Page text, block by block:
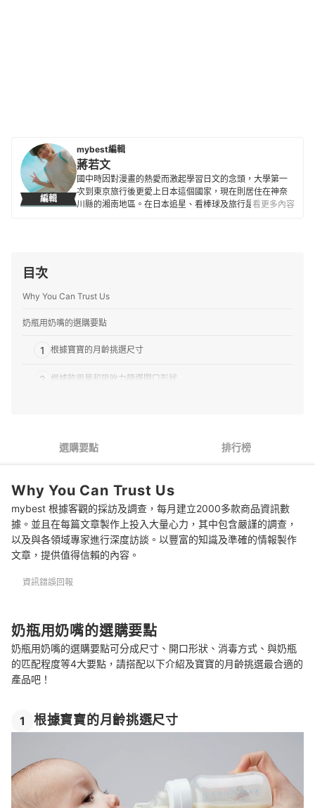
編輯
mybest編輯
蔣若文
國中時因對漫畫的熱愛而激起學習日文的念頭，大學第一
次到東京旅行後更愛上日本這個國家，現在則居住在神奈
川縣的湘南地區。在日本追星、看棒球及旅行是人生三大
看更多內容
目次
Why You Can Trust Us
奶瓶用奶嘴的選購要點
1 根據寶寶的月齡挑選尺寸
2 根據飲用量和吸吮力篩選開口形狀
推薦十大奶瓶用奶嘴人氣排行榜
奶嘴的更換與清潔
其他實用的奶瓶周邊用品
總結
選購要點 排行榜
Why You Can Trust Us
mybest 根據客觀的採訪及調查，每月建立2000多款商品資訊數
據。並且在每篇文章製作上投入大量心力，其中包含嚴謹的調查，
以及與各領域專家進行深度訪談。以豐富的知識及準確的情報製作
文章，提供值得信賴的內容。
資訊錯誤回報
奶瓶用奶嘴的選購要點
奶瓶用奶嘴的選購要點可分成尺寸、開口形狀、消毒方式、與奶瓶
的匹配程度等4大要點，請搭配以下介紹及寶寶的月齡挑選最合適的
產品吧！
1 根據寶寶的月齡挑選尺寸